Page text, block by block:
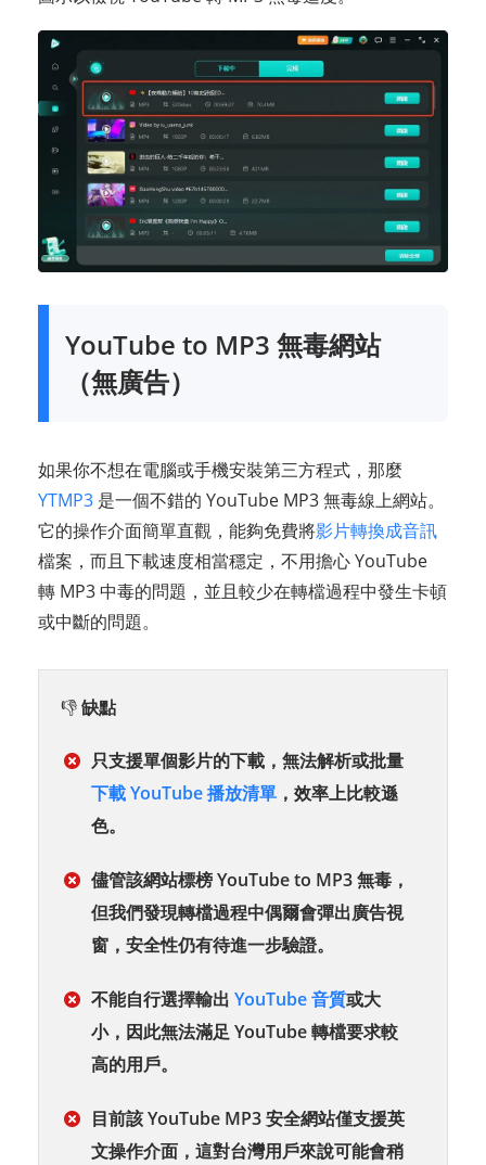
YouTube to MP3 無毒網站
（無廣告）
如果你不想在電腦或手機安裝第三方程式，那麼
YTMP3 是一個不錯的 YouTube MP3 無毒線上網站。
它的操作介面簡單直觀，能夠免費將影片轉換成音訊
檔案，而且下載速度相當穩定，不用擔心 YouTube
轉 MP3 中毒的問題，並且較少在轉檔過程中發生卡頓
或中斷的問題。
👎缺點
只支援單個影片的下載，無法解析或批量
下載 YouTube 播放清單 ，效率上比較遜
色。
儘管該網站標榜 YouTube to MP3 無毒，
但我們發現轉檔過程中偶爾會彈出廣告視
窗，安全性仍有待進一步驗證。
不能自行選擇輸出 YouTube 音質或大
小，因此無法滿足 YouTube 轉檔要求較
高的用戶。
目前該 YouTube MP3 安全網站僅支援英
文操作介面，這對台灣用戶來說可能會稍